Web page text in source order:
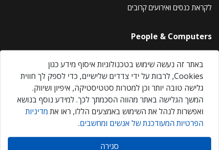
לקראת כנסים ואירועים קרובים
People & Computers
About Us
Privacy Policy
Contact Us
Our Events
אנשים ומחשבים © 2026 – כל הזכויות שמורות
באתר זה נעשה שימוש בטכנולוגיות איסוף מידע כגון
Cookies, לרבות על ידי צדדים שלישיים, כדי לספק לך חווית
גלישה טובה יותר וכן למטרות סטטיסטיקה, איפיון ושיווק.
המשך הגלישה באתר מהווה הסכמתך לכך. למידע נוסף בנושא
ואפשרות לנהל את השימוש באמצעים הללו, ראו את מדיניות
הפרטיות המעודכנת של אנשים ומחשבים.
סגירה